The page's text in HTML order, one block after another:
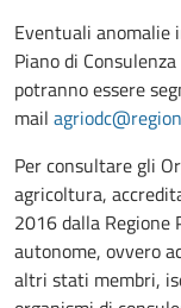
Eventuali anomalie
Piano di
potranno essere
mail
Per consultare gli
agricoltura,
2016 dalla Regione
autonome, ovvero
altri stati membri,